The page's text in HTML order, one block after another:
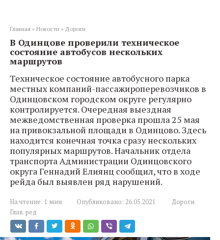
Главная » Новости » Дороги
В Одинцове проверили техническое
состояние автобусов нескольких
маршрутов
Техническое состояние автобусного парка
местных компаний-пассажироперевозчиков в
Одинцовском городском округе регулярно
контролируется. Очередная выездная
межведомственная проверка прошла 25 мая
на привокзальной площади в Одинцово. Здесь
находится конечная точка сразу нескольких
популярных маршрутов. Начальник отдела
транспорта Администрации Одинцовского
округа Геннадий Елиянц сообщил, что в ходе
рейда был выявлен ряд нарушений.
На чтение: 1 мин Опубликовано: 26.05.2021
Дороги
Глав. ред